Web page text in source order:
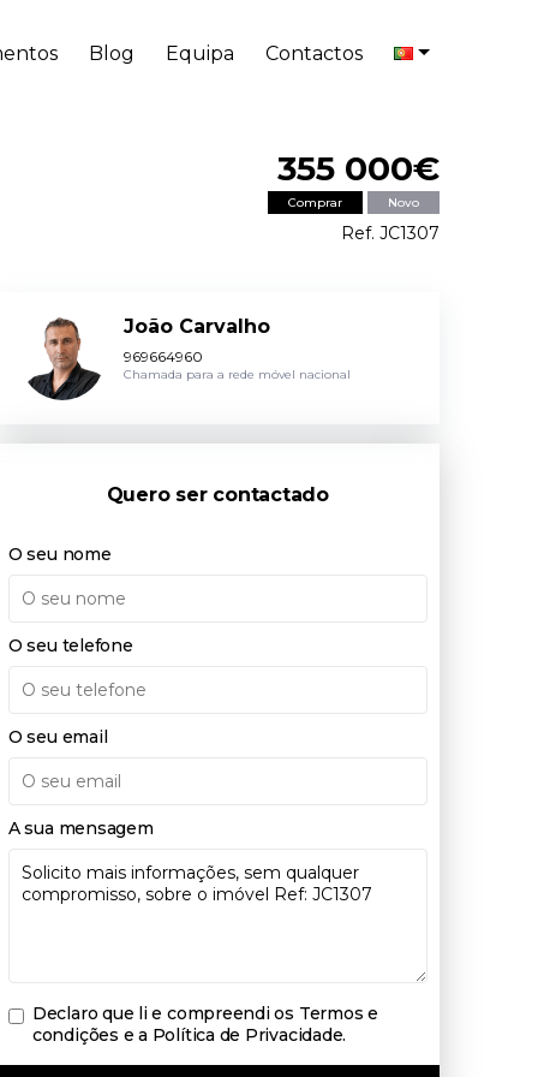
Blog Equipa Contactos
355 000€
Comprar Novo
Ref. JC1307
João Carvalho
969664960
Chamada para a rede móvel nacional
Quero ser contactado
O seu nome
O seu telefone
O seu email
A sua mensagem
Declaro que li e compreendi os Termos e
condições e a Política de Privacidade.